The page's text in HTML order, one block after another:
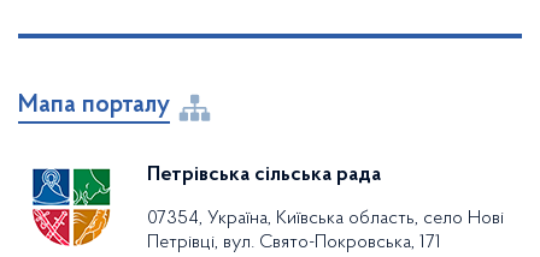
Мапа порталу
Петрівська сільська рада
07354, Україна, Київська область, село Нові
Петрівці, вул. Свято-Покровська, 171